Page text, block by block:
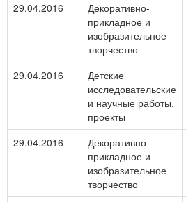
29.04.2016
Декоративно-
прикладное и
изобразительное
творчество
29.04.2016
Детские
исследовательские
и научные работы,
проекты
29.04.2016
Декоративно-
прикладное и
изобразительное
творчество